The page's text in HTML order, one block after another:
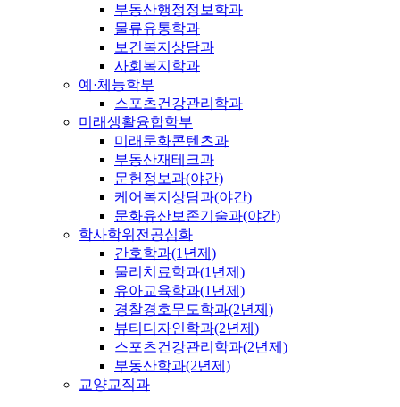
부동산행정정보학과
물류유통학과
보건복지상담과
사회복지학과
예·체능학부
스포츠건강관리학과
미래생활융합학부
미래문화콘텐츠과
부동산재테크과
문헌정보과(야간)
케어복지상담과(야간)
문화유산보존기술과(야간)
학사학위전공심화
간호학과(1년제)
물리치료학과(1년제)
유아교육학과(1년제)
경찰경호무도학과(2년제)
뷰티디자인학과(2년제)
스포츠건강관리학과(2년제)
부동산학과(2년제)
교양교직과